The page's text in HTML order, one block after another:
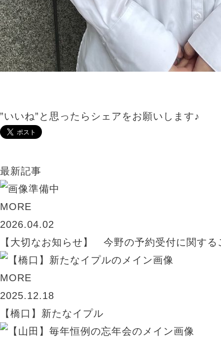
”いいね”と思ったらシェアをお願いします♪
最新記事
MORE
2026.04.02
【大切なお知らせ】 今野の予約受付に関する
MORE
2025.12.18
【橋口】新たなイプル